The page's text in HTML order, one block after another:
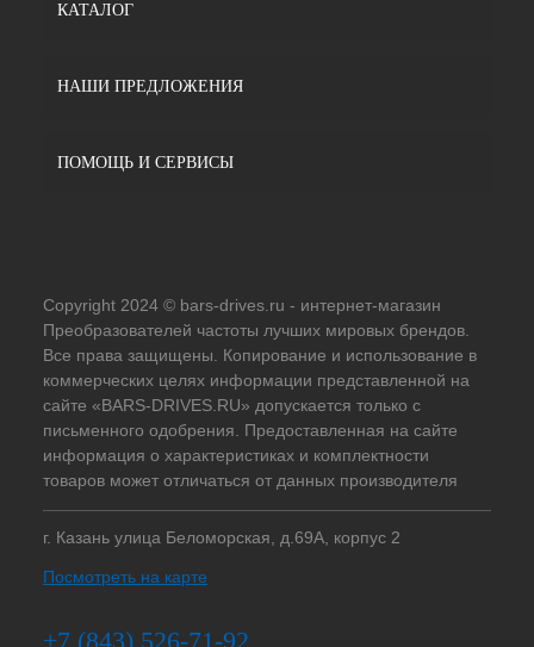
КАТАЛОГ
НАШИ ПРЕДЛОЖЕНИЯ
ПОМОЩЬ И СЕРВИСЫ
Copyright 2024 © bars-drives.ru - интернет-магазин
Преобразователей частоты лучших мировых брендов.
Все права защищены. Копирование и использование в
коммерческих целях информации представленной на
сайте «BARS-DRIVES.RU» допускается только с
письменного одобрения. Предоставленная на сайте
информация о характеристиках и комплектности
товаров может отличаться от данных производителя
г. Казань улица Беломорская, д.69А, корпус 2
Посмотреть на карте
+7 (843) 526-71-92